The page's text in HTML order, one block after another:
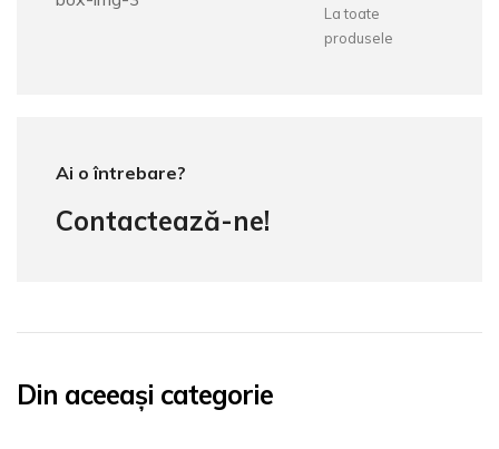
La toate
produsele
Ai o întrebare?
Contactează-ne!
Din aceeași categorie